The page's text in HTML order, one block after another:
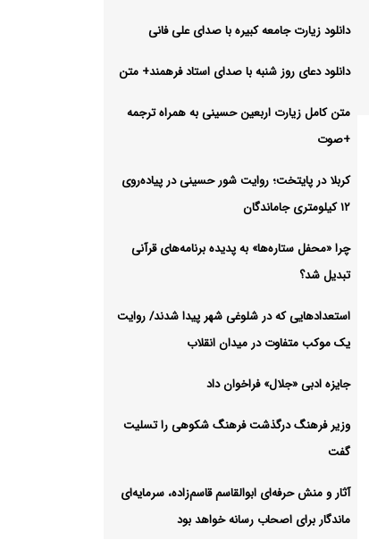
دانلود زیارت جامعه کبیره با صدای علی فانی
دانلود دعای روز شنبه با صدای استاد فرهمند+ متن
متن کامل زیارت اربعین حسینی به همراه ترجمه
+صوت
کربلا در پایتخت؛ روایت شور حسینی در پیاده‌روی
۱۲ کیلومتری جاماندگان
چرا «محفل ستاره‌ها» به پدیده برنامه‌های قرآنی
تبدیل شد؟
استعدادهایی که در شلوغی شهر پیدا شدند/ روایت
یک موکب متفاوت در میدان انقلاب
جایزه ادبی «جلال» فراخوان داد
وزیر فرهنگ درگذشت فرهنگ شکوهی را تسلیت
گفت
آثار و منش حرفه‌ای ابوالقاسم قاسم‌زاده، سرمایه‌ای
ماندگار برای اصحاب رسانه خواهد بود